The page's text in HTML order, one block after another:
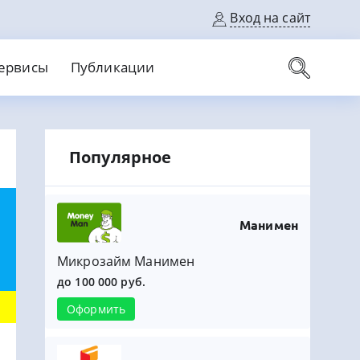
Вход на сайт
Без кредитной истории
Без процентов
Без справок
На банковский счет
Публикации
Популярное
Манимен
Микрозайм Манимен
до 100 000 руб.
Оформить